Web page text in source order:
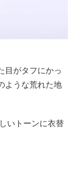
目がタフにかっ
ような荒れた地
いトーンに衣替